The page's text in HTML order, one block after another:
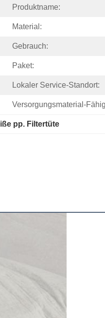
Produktname:
Material:
Gebrauch:
Paket:
Lokaler Service-Standort:
Versorgungsmaterial-
pp. Filtertüte